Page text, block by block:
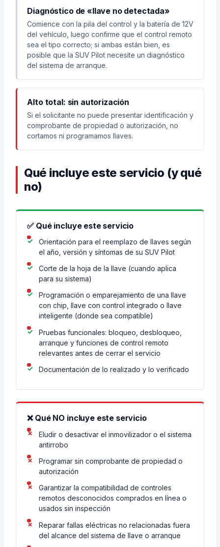
Diagnóstico de «llave no detectada»
Comience con la pila del control y la batería de 12V
del vehículo, luego confirme que el control remoto
sea el tipo correcto; si ambas están bien, es
posible que la SUV Pilot necesite un diagnóstico
del sistema de arranque.
Alto total: sin autorización
Si el solicitante no puede presentar identificación y
comprobante de propiedad o autorización, no
cortamos ni programamos llaves.
Qué incluye este servicio (y qué
no)
✅ Qué incluye este servicio
Orientación para el reemplazo de llaves según
el año, versión y síntomas de su SUV Pilot
Corte de la hoja de la llave (cuando aplica
para su sistema)
Programación o emparejamiento de una llave
con chip, llave con control integrado o llave
inteligente (donde sea compatible)
Pruebas funcionales: bloqueo, desbloqueo,
arranque y funciones de control remoto
relevantes antes de cerrar el servicio
Documentación de lo realizado y lo verificado
❌ Qué NO incluye este servicio
Eludir o desactivar el inmovilizador o el sistema
antirrobo
Programar sin comprobante de propiedad o
autorización
Garantizar la compatibilidad de controles
remotos desconocidos comprados en línea o
usados sin inspección
Reparar fallas eléctricas no relacionadas fuera
del alcance del sistema de llave o arranque